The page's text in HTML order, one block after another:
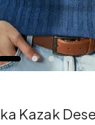
Kazak